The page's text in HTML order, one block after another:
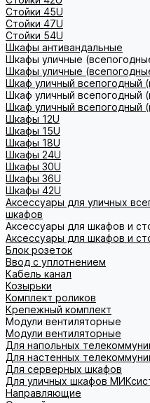
Стойки 45U
Стойки 47U
Стойки 54U
Шкафы антивандальные
Шкафы уличные
Шкафы уличные
Шкаф уличный всепогодный
Шкаф уличный всепогодный
Шкаф уличный всепогодный
Шкафы 12U
Шкафы 15U
Шкафы 18U
Шкафы 24U
Шкафы 30U
Шкафы 36U
Шкафы 42U
Аксессуары для уличных
шкафов
Аксессуары для шкафов и
Аксессуары для шкафов и
Блок розеток
Ввод с уплотнением
Кабель канал
Козырьки
Комплект роликов
Крепежный комплект
Модули вентиляторные
Модули вентиляторные
Для напольных
Для настенных
Для серверных шкафов
Для уличных шкафов
Направляющие